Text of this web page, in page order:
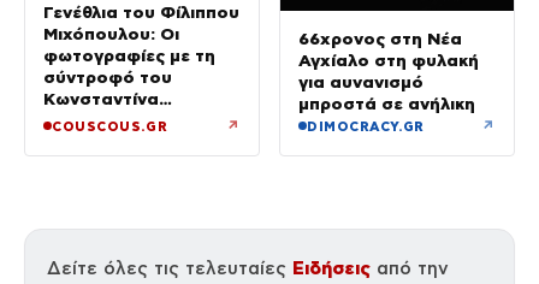
Γενέθλια του Φίλιππου
Μιχόπουλου: Οι
φωτογραφίες με τη
σύντροφό του
Κωνσταντίνα
Ευρυπίδου και το
COUSCOUS.GR ↗
66χρονος στη Νέα
Αγχίαλο στη φυλακή
για αυνανισμό
μπροστά σε ανήλικη
DIMOCRACY.GR ↗
Δείτε όλες τις τελευταίες Ειδήσεις από την